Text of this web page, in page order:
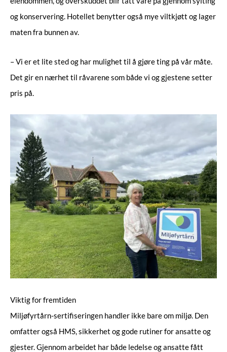
og konservering. Hotellet benytter også mye viltkjøtt og lager
maten fra bunnen av.
– Vi er et lite sted og har mulighet til å gjøre ting på vår måte.
Det gir en nærhet til råvarene som både vi og gjestene setter
pris på.
Viktig for fremtiden
Miljøfyrtårn-sertifiseringen handler ikke bare om miljø. Den
omfatter også HMS, sikkerhet og gode rutiner for ansatte og
gjester. Gjennom arbeidet har både ledelse og ansatte fått